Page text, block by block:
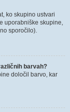
ko skupino ustvari
uporabniške skupine,
sporočilo).
barvah?
določil barvo, kar